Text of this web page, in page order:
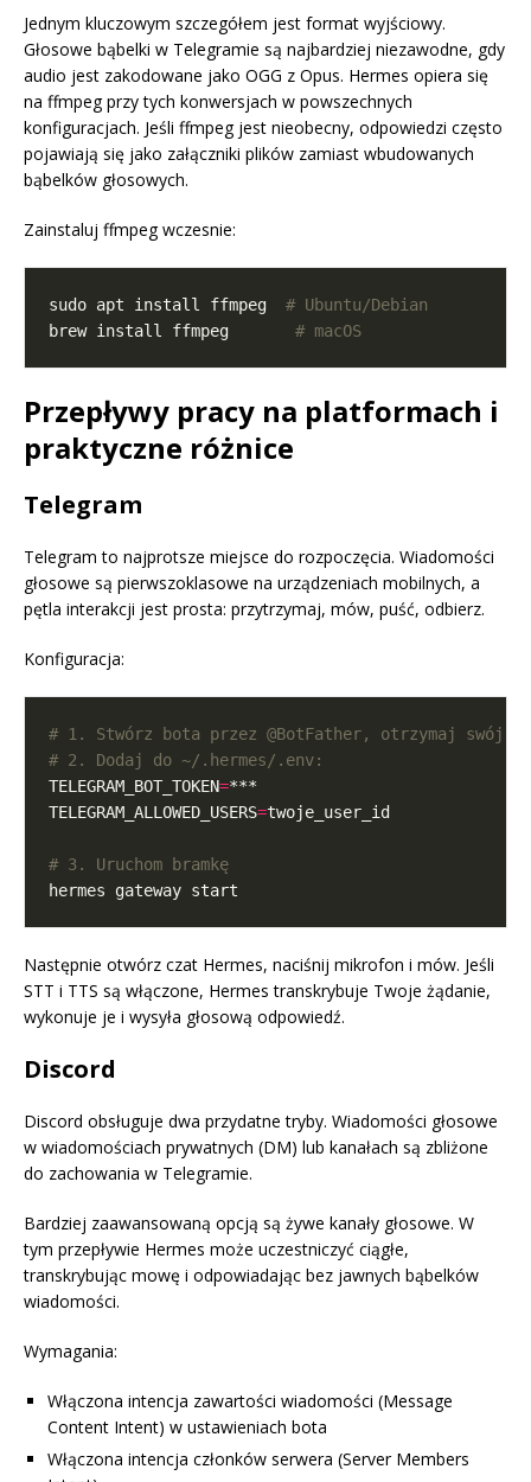
Jednym kluczowym szczegółem jest format wyjściowy.
Głosowe bąbelki w Telegramie są najbardziej niezawodne, gdy
audio jest zakodowane jako OGG z Opus. Hermes opiera się
na ffmpeg przy tych konwersjach w powszechnych
konfiguracjach. Jeśli ffmpeg jest nieobecny, odpowiedzi często
pojawiają się jako załączniki plików zamiast wbudowanych
bąbelków głosowych.
Zainstaluj ffmpeg wczesnie:
sudo apt install ffmpeg # Ubuntu/Debian
brew install ffmpeg # macOS
Przepływy pracy na platformach i
praktyczne różnice
Telegram
Telegram to najprotsze miejsce do rozpoczęcia. Wiadomości
głosowe są pierwszoklasowe na urządzeniach mobilnych, a
pętla interakcji jest prosta: przytrzymaj, mów, puść, odbierz.
Konfiguracja:
# 1. Stwórz bota przez @BotFather, otrzymaj swój
# 2. Dodaj do ~/.hermes/.env:
TELEGRAM_BOT_TOKEN=
TELEGRAM_ALLOWED_USERS=
# 3. Uruchom bramkę
Następnie otwórz czat Hermes, naciśnij mikrofon i mów. Jeśli
STT i TTS są włączone, Hermes transkrybuje Twoje żądanie,
wykonuje je i wysyła głosową odpowiedź.
Discord
Discord obsługuje dwa przydatne tryby. Wiadomości głosowe
w wiadomościach prywatnych (DM) lub kanałach są zbliżone
do zachowania w Telegramie.
Bardziej zaawansowaną opcją są żywe kanały głosowe. W
tym przepływie Hermes może uczestniczyć ciągłe,
transkrybując mowę i odpowiadając bez jawnych bąbelków
wiadomości.
Wymagania:
Włączona intencja zawartości wiadomości (Message
Content Intent) w ustawieniach bota
Włączona intencja członków serwera (Server Members